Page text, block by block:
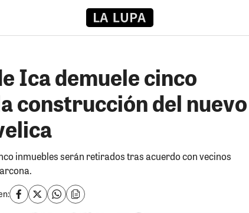
Ica demuele cinco
construcción del nuevo
inmuebles serán retirados tras acuerdo con vecinos